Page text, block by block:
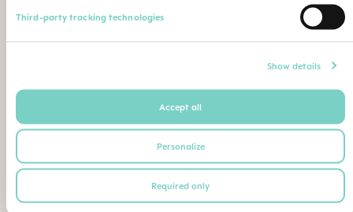
Third-party tracking technologies
Show details
Accept all
Personalize
Required only
Faça o upload de sua qualificação profissional (diploma,
certificado de conclusão de curso, carteira de identidade
Ou envie seu comprovante de qualificação como
segue para o seguinte endereço postal ou e-mail:
BEBE SAUDE LTDA | CNPJ 02.729.687/0001-26
Alameda Santos, 1165 sala 1009